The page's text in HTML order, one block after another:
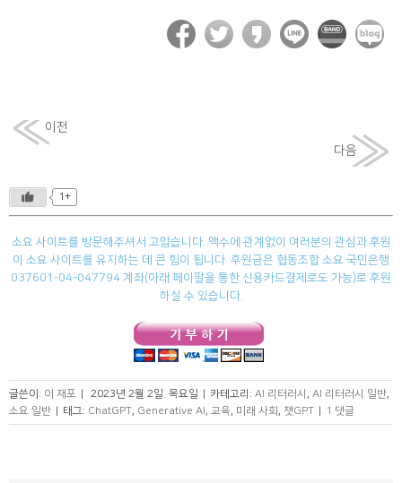
이전
다음
1+
소요 사이트를 방문해주셔서 고맙습니다. 액수에 관계없이 여러분의 관심과 후원
이 소요 사이트를 유지하는 데 큰 힘이 됩니다. 후원금은 협동조합 소요 국민은행
037601-04-047794 계좌(아래 페이팔을 통한 신용카드결제로도 가능)로 후원
하실 수 있습니다.
글쓴이: 이 재포 | 2023년 2월 2일. 목요일 | 카테고리: AI 리터러시 , AI 리터러시 일반,
소요 일반 | 태그: ChatGPT, Generative AI, 교육, 미래 사회 , 챗GPT | 1 댓글